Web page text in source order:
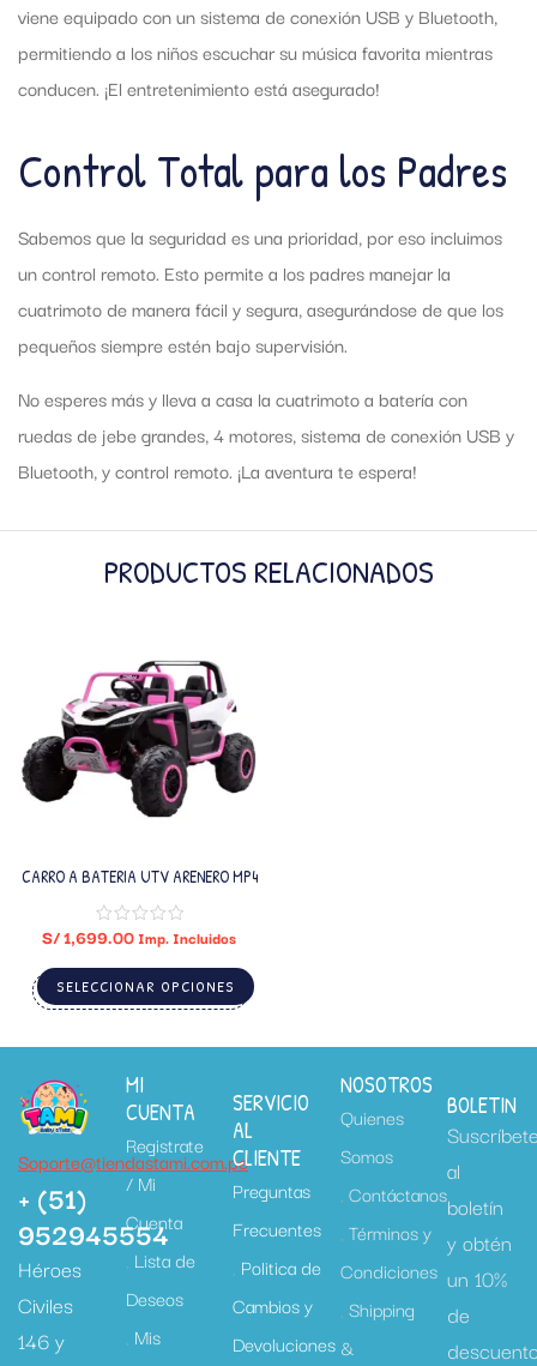
viene equipado con un sistema de conexión USB y Bluetooth,
permitiendo a los niños escuchar su música favorita mientras
conducen. ¡El entretenimiento está asegurado!
Control Total para los Padres
Sabemos que la seguridad es una prioridad, por eso incluimos
un control remoto. Esto permite a los padres manejar la
cuatrimoto de manera fácil y segura, asegurándose de que los
pequeños siempre estén bajo supervisión.
No esperes más y lleva a casa la cuatrimoto a batería con
ruedas de jebe grandes, 4 motores, sistema de conexión USB y
Bluetooth, y control remoto. ¡La aventura te espera!
PRODUCTOS RELACIONADOS
CARRO A BATERIA UTV ARENERO MP4
S/1,699.00Imp. Incluidos
SELECCIONAR OPCIONES
Soporte@tiendastami.com.pe
+ (51)
952945554
Héroes
Civiles
146 y
MI
CUENTA
Registrate
/ Mi
Cuenta
Lista de
Deseos
Mis
SERVICIO
AL
CLIENTE
Preguntas
Frecuentes
Politica de
Cambios y
Devoluciones
NOSOTROS
Quienes
Somos
Contáctanos
Términos y
Condiciones
Shipping
&
BOLETIN
al
boletín
y obtén
un 10%
de